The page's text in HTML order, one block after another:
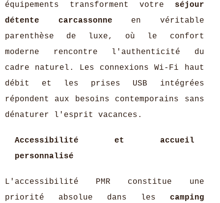
équipements transforment votre séjour
détente carcassonne en véritable
parenthèse de luxe, où le confort
moderne rencontre l'authenticité du
cadre naturel. Les connexions Wi-Fi haut
débit et les prises USB intégrées
répondent aux besoins contemporains sans
dénaturer l'esprit vacances.
Accessibilité et accueil
personnalisé
L'accessibilité PMR constitue une
priorité absolue dans les camping